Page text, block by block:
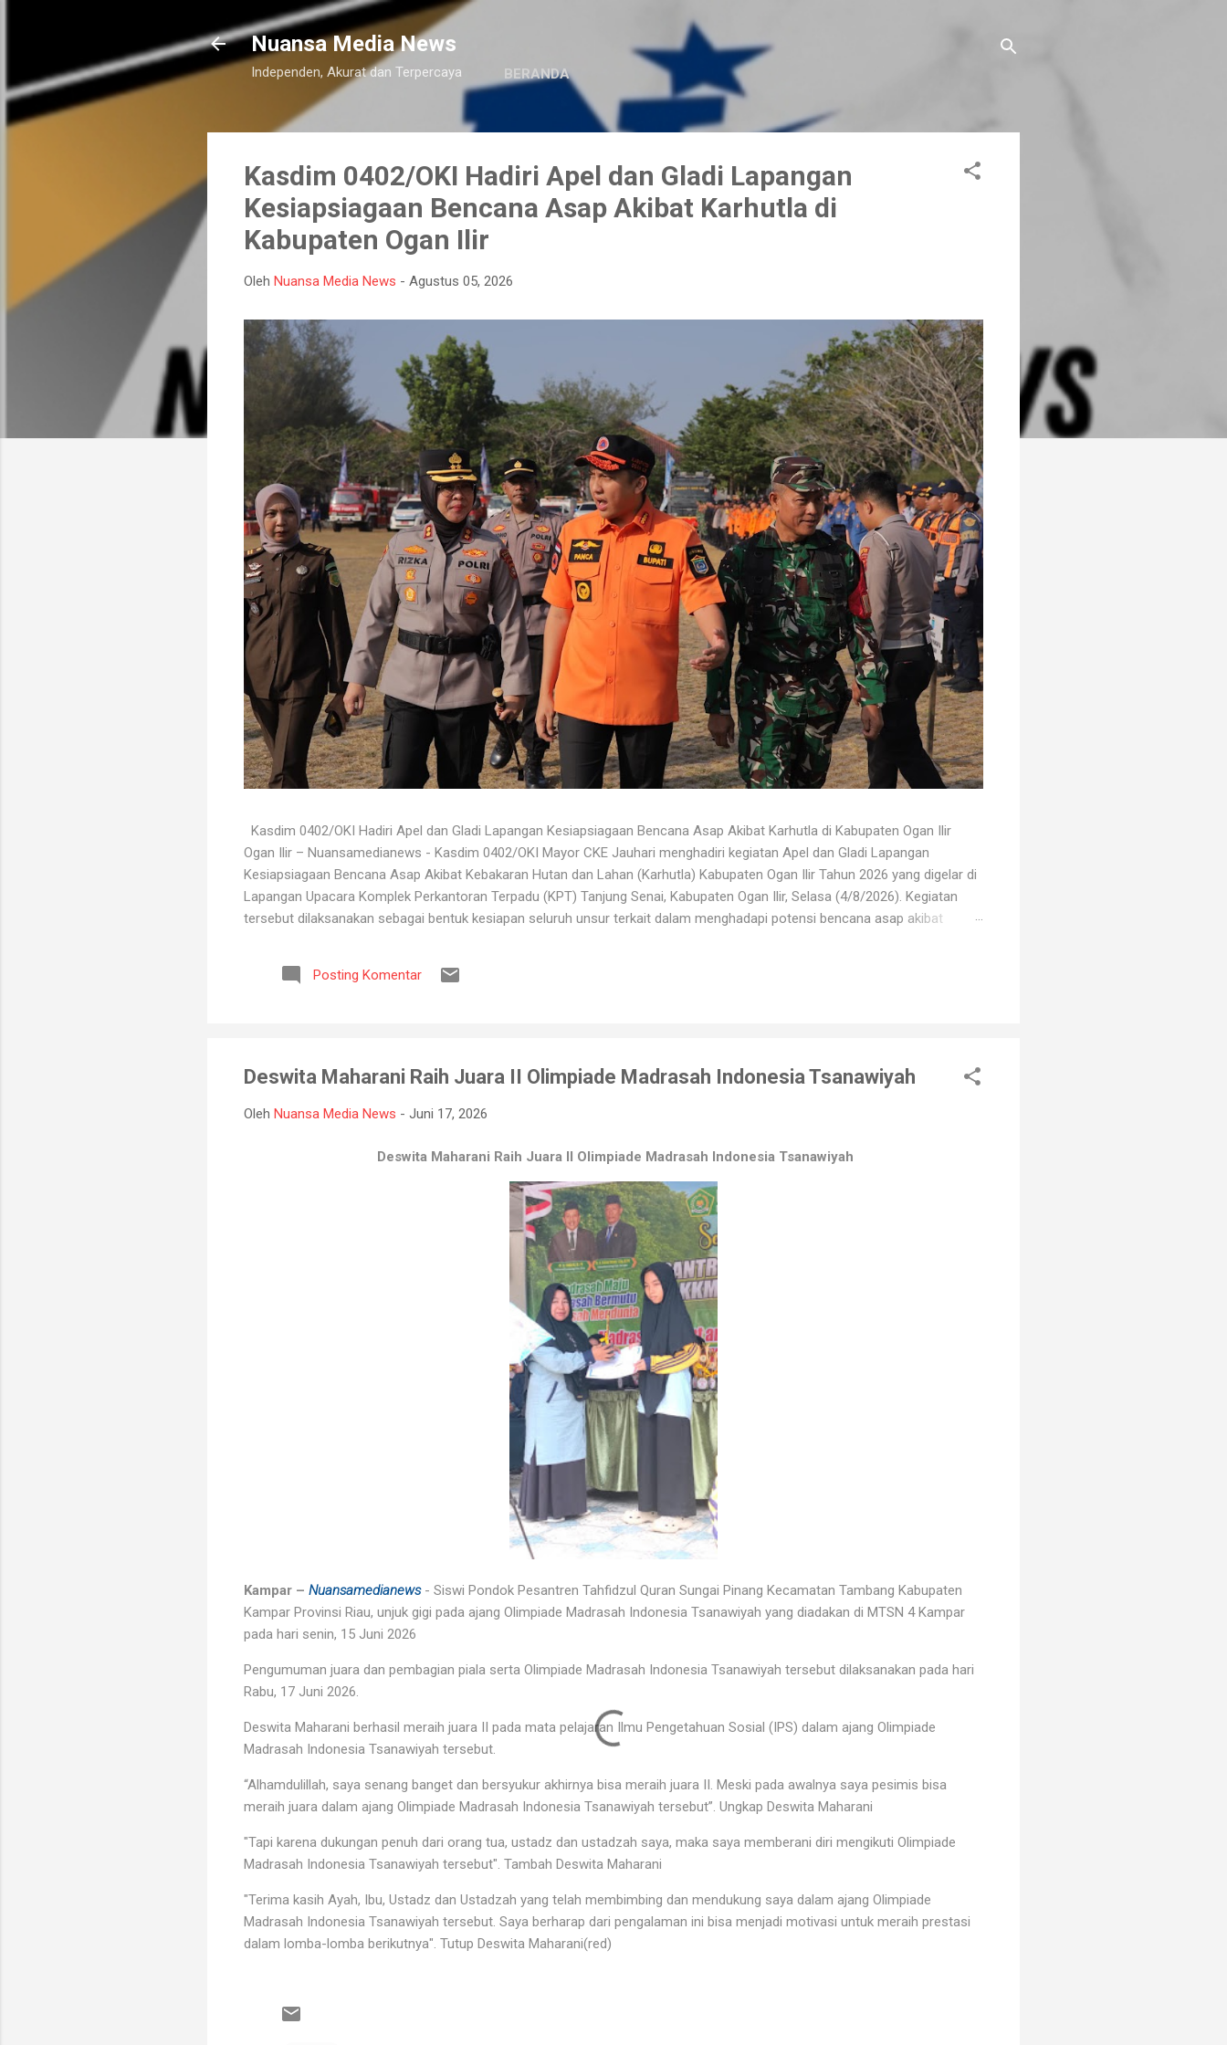
Langsung ke konten utama
Nuansa Media News
Independen, Akurat dan Terpercaya BERANDA
Kasdim 0402/OKI Hadiri Apel dan Gladi Lapangan
Kesiapsiagaan Bencana Asap Akibat Karhutla di
Kabupaten Ogan Ilir
Oleh Nuansa Media News - Agustus 05, 2026
Kasdim 0402/OKI Hadiri Apel dan Gladi Lapangan Kesiapsiagaan Bencana Asap Akibat Karhutla di Kabupaten Ogan Ilir
Ogan Ilir – Nuansamedianews - Kasdim 0402/OKI Mayor CKE Jauhari menghadiri kegiatan Apel dan Gladi Lapangan
Kesiapsiagaan Bencana Asap Akibat Kebakaran Hutan dan Lahan (Karhutla) Kabupaten Ogan Ilir Tahun 2026 yang digelar di
Lapangan Upacara Komplek Perkantoran Terpadu (KPT) Tanjung Senai, Kabupaten Ogan Ilir, Selasa (4/8/2026). Kegiatan
tersebut dilaksanakan sebagai bentuk kesiapan seluruh unsur terkait dalam menghadapi potensi bencana asap akibat
BPBD, Manggala Agni, Dinas Pemadam Kebakaran, instansi pemerintah daerah, relawan, serta berbagai elemen masyarakat.
Melalui kegiatan ini, seluruh peserta mendapatkan gambaran mengenai mekanisme penanganan Karhutla, mulai dari
Posting Komentar
Deswita Maharani Raih Juara II Olimpiade Madrasah Indonesia Tsanawiyah
Oleh Nuansa Media News - Juni 17, 2026
Deswita Maharani Raih Juara II Olimpiade Madrasah Indonesia Tsanawiyah
Kampar – Nuansamedianews- Siswi Pondok Pesantren Tahfidzul Quran Sungai Pinang Kecamatan Tambang Kabupaten
Kampar Provinsi Riau, unjuk gigi pada ajang Olimpiade Madrasah Indonesia Tsanawiyah yang diadakan di MTSN 4 Kampar
pada hari senin, 15 Juni 2026
Pengumuman juara dan pembagian piala serta Olimpiade Madrasah Indonesia Tsanawiyah tersebut dilaksanakan pada hari
Rabu, 17 Juni 2026.
Deswita Maharani berhasil meraih juara II pada mata pelajaran Ilmu Pengetahuan Sosial (IPS) dalam ajang Olimpiade
Madrasah Indonesia Tsanawiyah tersebut.
“Alhamdulillah, saya senang banget dan bersyukur akhirnya bisa meraih juara II. Meski pada awalnya saya pesimis bisa
meraih juara dalam ajang Olimpiade Madrasah Indonesia Tsanawiyah tersebut”. Ungkap Deswita Maharani
"Tapi karena dukungan penuh dari orang tua, ustadz dan ustadzah saya, maka saya memberani diri mengikuti Olimpiade
Madrasah Indonesia Tsanawiyah tersebut". Tambah Deswita Maharani
"Terima kasih Ayah, Ibu, Ustadz dan Ustadzah yang telah membimbing dan mendukung saya dalam ajang Olimpiade
Madrasah Indonesia Tsanawiyah tersebut. Saya berharap dari pengalaman ini bisa menjadi motivasi untuk meraih prestasi
dalam lomba-lomba berikutnya". Tutup Deswita Maharani(red)